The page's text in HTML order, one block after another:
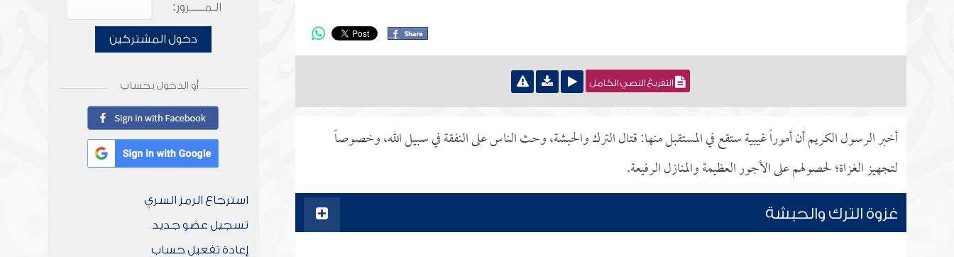
التفريغ النصي الكامل
أخبر الرسول الكريم أن أموراً غيبية ستقع في المستقبل منها: قتال الترك والحبشة، وحث الناس على النفقة في سبيل الله، وخصوصاً
لتجهيز الغزاة؛ لحصولهم على الأجور العظيمة والمنازل الرفيعة.
غزوة الترك والحبشة
الـمـــــرور:
دخول المشتركين
أو الدخول بحساب
استرجاع الرمز السري
تسجيل عضو جديد
إعادة تفعيل حساب